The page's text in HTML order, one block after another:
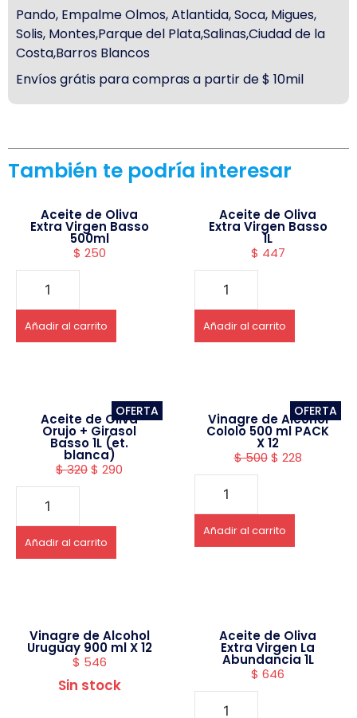
Pando, Empalme Olmos, Atlantida, Soca, Migues,
Solis, Montes,Parque del Plata,Salinas,Ciudad de la
Costa,Barros Blancos
Envíos grátis para compras a partir de $ 10mil
También te podría interesar
Aceite de Oliva
Extra Virgen Basso
500ml
$ 250
Añadir al carrito
Aceite de Oliva
Extra Virgen Basso
1L
$ 447
Añadir al carrito
OFERTA
Aceite de Oliva
Orujo + Girasol
Basso 1L (et.
blanca)
$320$ 290
Añadir al carrito
OFERTA
Vinagre de Alcohol
Cololo 500 ml PACK
X 12
$500 $ 228
Añadir al carrito
Vinagre de Alcohol
Uruguay 900 ml X 12
$ 546
Sin stock
Aceite de Oliva
Extra Virgen La
Abundancia 1L
$ 646